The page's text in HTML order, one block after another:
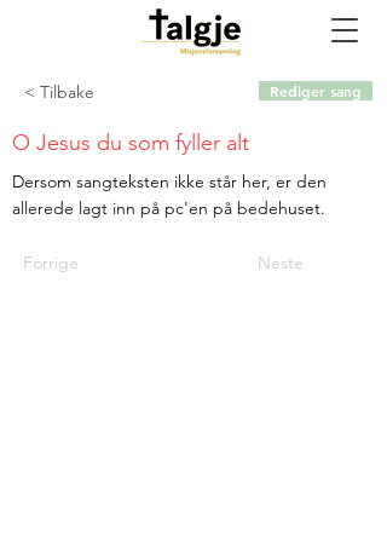
< Tilbake
Dersom sangteksten ikke står her, er den
allerede lagt inn på pc'en på bedehuset.
Forrige Neste
O Jesus du som fyller alt
Rediger sang